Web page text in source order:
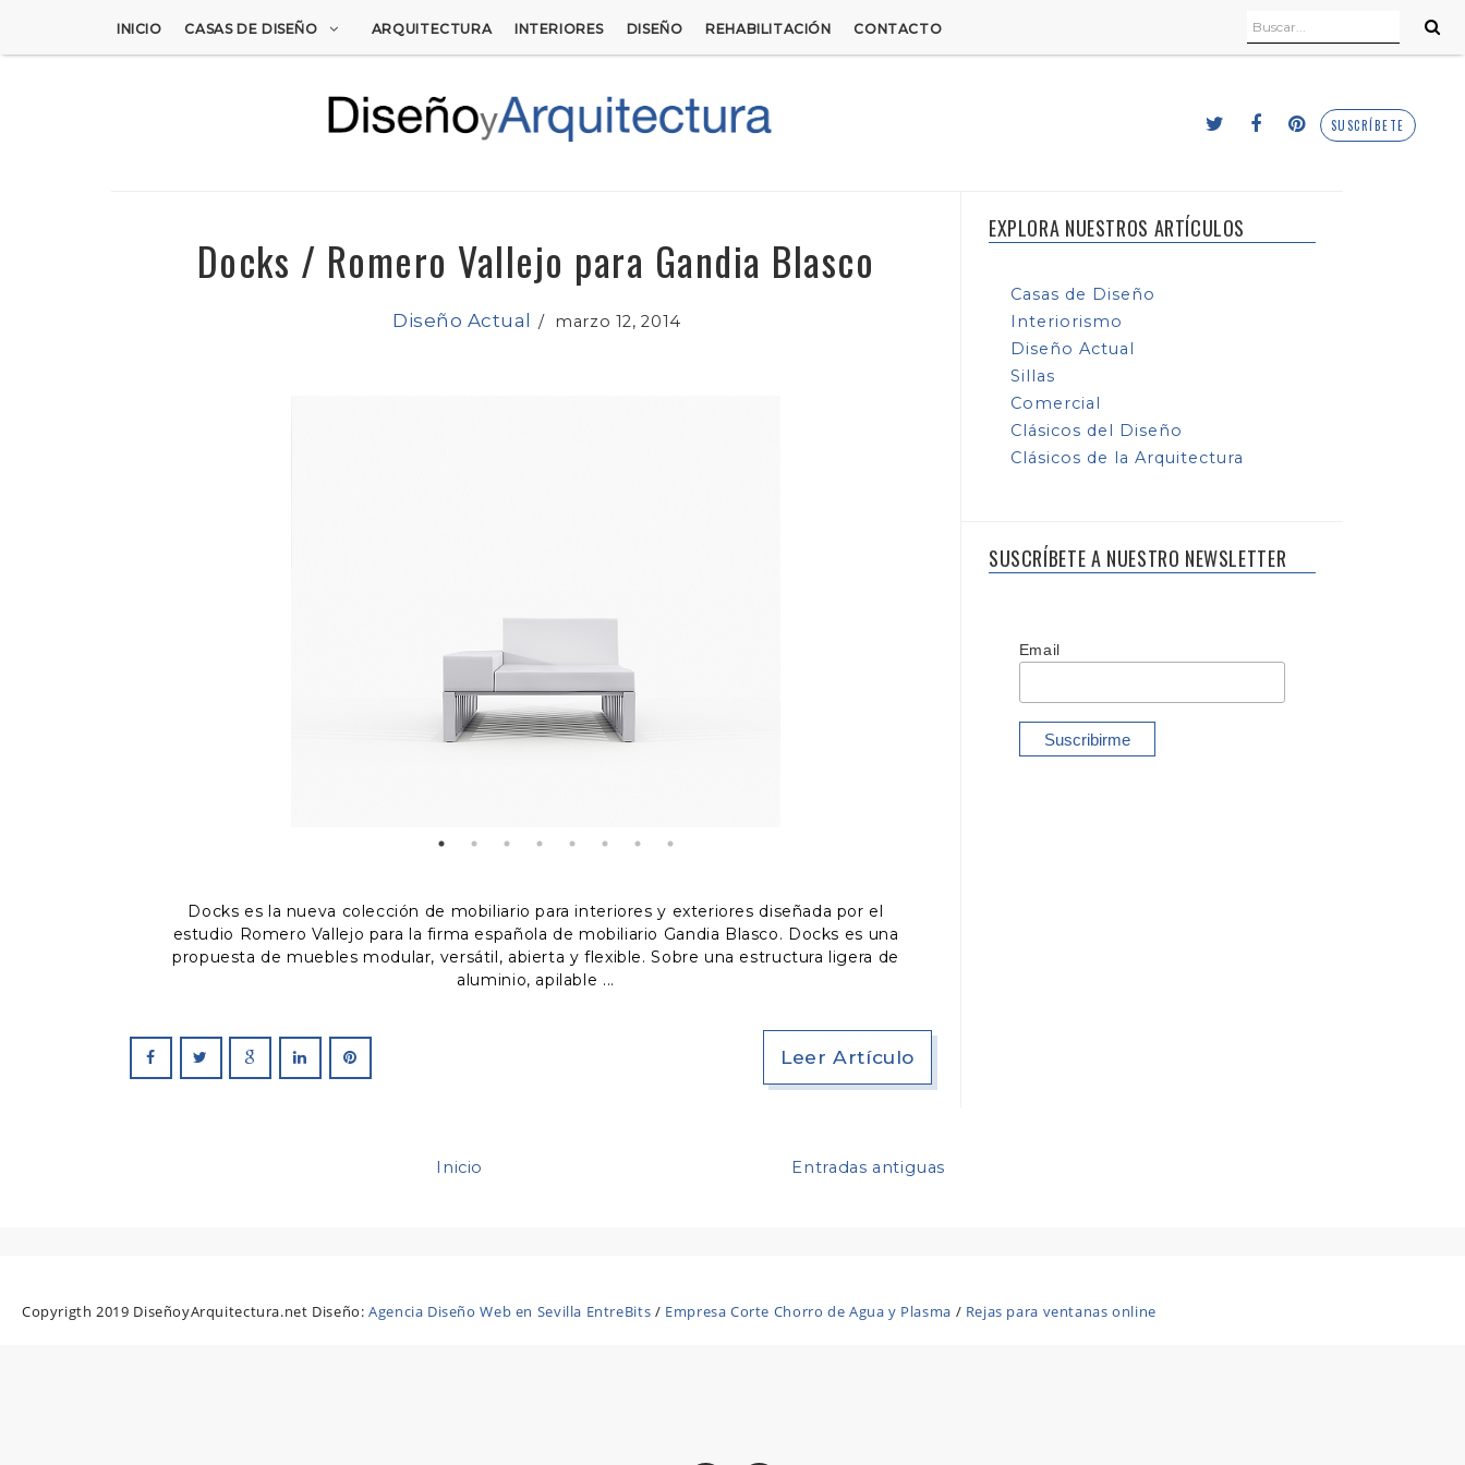
INICIO CASAS DE DISEÑO ARQUITECTURA INTERIORES DISEÑO REHABILITACIÓN CONTACTO
SUSCRÍBETE
Docks / Romero Vallejo para Gandia Blasco
Diseño Actual /marzo 12, 2014
Docks es la nueva colección de mobiliario para interiores y exteriores diseñada por el
estudio Romero Vallejo para la firma española de mobiliario Gandia Blasco. Docks es una
propuesta de muebles modular, versátil, abierta y flexible. Sobre una estructura ligera de
aluminio, apilable
Leer Artículo
Entradas antiguas
Inicio
EXPLORA NUESTROS ARTÍCULOS
Casas de Diseño
Interiorismo
Diseño Actual
Sillas
Comercial
Clásicos del Diseño
Clásicos de la Arquitectura
SUSCRÍBETE A NUESTRO NEWSLETTER
Email
Copyrigth 2019 DiseñoyArquitectura.net Diseño:Agencia Diseño Web en Sevilla EntreBits / Empresa Corte Chorro de Agua y Plasma / Rejas para ventanas online